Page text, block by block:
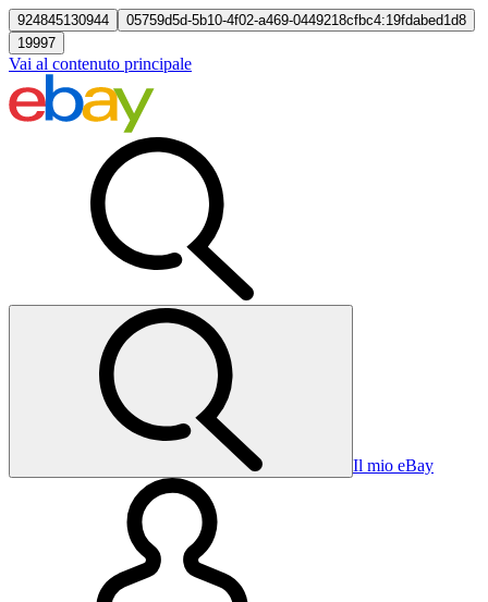
924845130944
05759d5d-5b10-4f02-a469-0449218cfbc4:19fdabed1d8
19997
Vai al contenuto principale
Il mio eBay